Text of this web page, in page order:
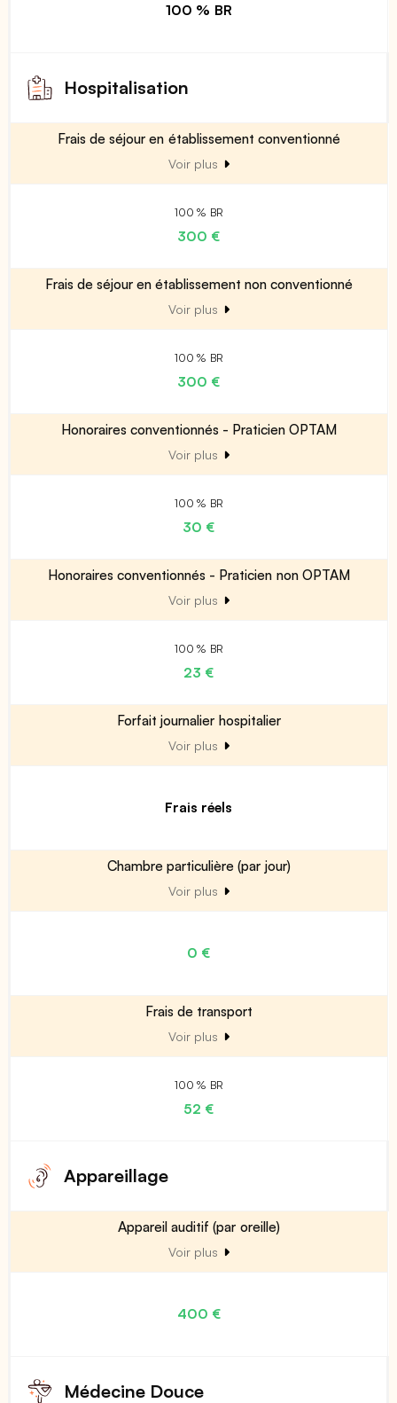
100 % BR
Hospitalisation
Frais de séjour en établissement conventionné
Voir plus
100 % BR
300 €
Frais de séjour en établissement non conventionné
Voir plus
100 % BR
300 €
Honoraires conventionnés - Praticien OPTAM
Voir plus
100 % BR
30 €
Honoraires conventionnés - Praticien non OPTAM
Voir plus
100 % BR
23 €
Forfait journalier hospitalier
Voir plus
Frais réels
Chambre particulière (par jour)
Voir plus
0 €
Frais de transport
Voir plus
100 % BR
52 €
Appareillage
Appareil auditif (par oreille)
Voir plus
400 €
Médecine Douce